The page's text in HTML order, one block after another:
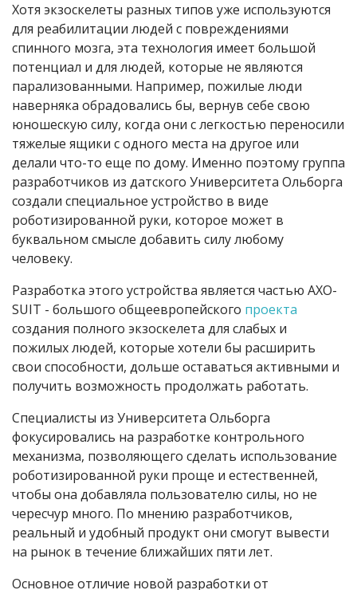
Хотя экзоскелеты разных типов уже используются
для реабилитации людей с повреждениями
спинного мозга, эта технология имеет большой
потенциал и для людей, которые не являются
парализованными. Например, пожилые люди
наверняка обрадовались бы, вернув себе свою
юношескую силу, когда они с легкостью переносили
тяжелые ящики с одного места на другое или
делали что-то еще по дому. Именно поэтому группа
разработчиков из датского Университета Ольборга
создали специальное устройство в виде
роботизированной руки, которое может в
буквальном смысле добавить силу любому
человеку.
Разработка этого устройства является частью AXO-
SUIT - большого общеевропейского проекта
создания полного экзоскелета для слабых и
пожилых людей, которые хотели бы расширить
свои способности, дольше оставаться активными и
получить возможность продолжать работать.
Специалисты из Университета Ольборга
фокусировались на разработке контрольного
механизма, позволяющего сделать использование
роботизированной руки проще и естественней,
чтобы она добавляла пользователю силы, но не
чересчур много. По мнению разработчиков,
реальный и удобный продукт они смогут вывести
на рынок в течение ближайших пяти лет.
Основное отличие новой разработки от